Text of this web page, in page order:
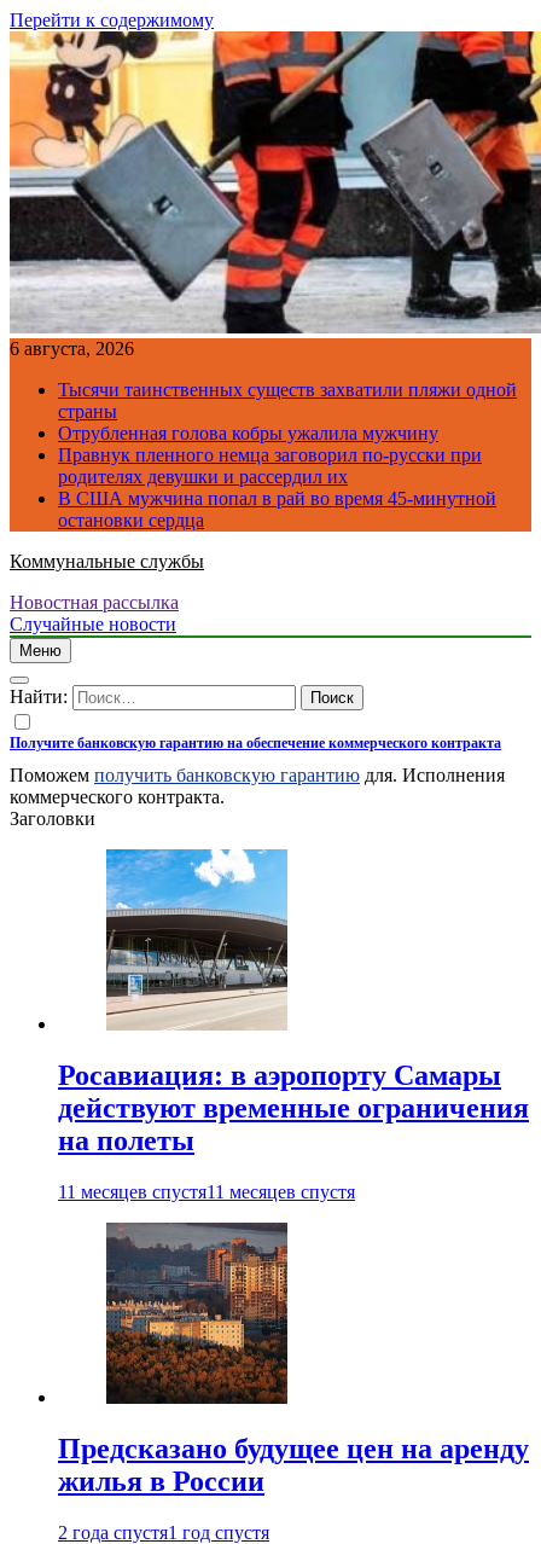
Перейти к содержимому
6 августа, 2026
Тысячи таинственных существ захватили пляжи одной
страны
Отрубленная голова кобры ужалила мужчину
Правнук пленного немца заговорил по-русски при
родителях девушки и рассердил их
В США мужчина попал в рай во время 45-минутной
остановки сердца
Коммунальные службы
Новостная рассылка
Случайные новости
Меню
Найти:
Получите банковскую гарантию на обеспечение коммерческого контракта
Поможем получить банковскую гарантию для. Исполнения
коммерческого контракта.
Заголовки
Росавиация: в аэропорту Самары
действуют временные ограничения
на полеты
11 месяцев спустя11 месяцев спустя
Предсказано будущее цен на аренду
жилья в России
2 года спустя1 год спустя